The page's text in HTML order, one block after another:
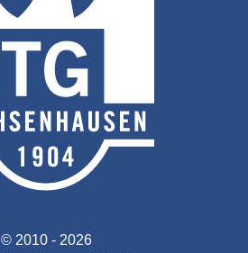
© 2010 - 2026